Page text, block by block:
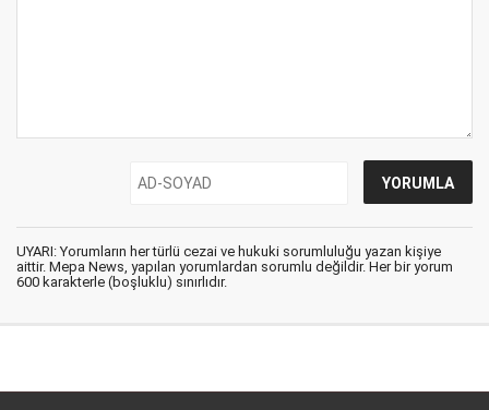
UYARI: Yorumların her türlü cezai ve hukuki sorumluluğu yazan kişiye
aittir. Mepa News, yapılan yorumlardan sorumlu değildir. Her bir yorum
600 karakterle (boşluklu) sınırlıdır.